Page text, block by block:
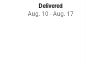
Delivered
Aug. 10 - Aug. 17